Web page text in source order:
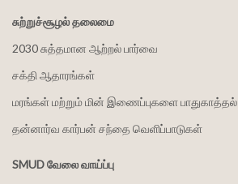
சுற்றுச்சூழல் தலைமை
2030 சுத்தமான ஆற்றல் பார்வை
சக்தி ஆதாரங்கள்
மரங்கள் மற்றும் மின் இணைப்புகளை பாதுகாத்தல்
தன்னார்வ கார்பன் சந்தை வெளிப்பாடுகள்
SMUD வேலை வாய்ப்பு